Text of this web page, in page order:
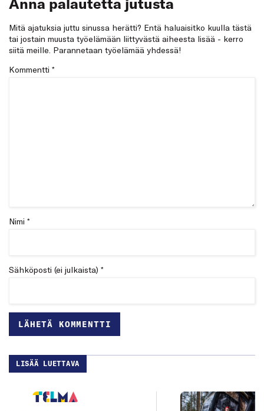
Mitä ajatuksia juttu sinussa herätti? Entä haluaisitko kuulla tästä
tai jostain muusta työelämään liittyvästä aiheesta lisää - kerro
siitä meille. Parannetaan työelämää yhdessä!
Kommentti *
Nimi *
Sähköposti (ei julkaista) *
LISÄÄ LUETTAVA